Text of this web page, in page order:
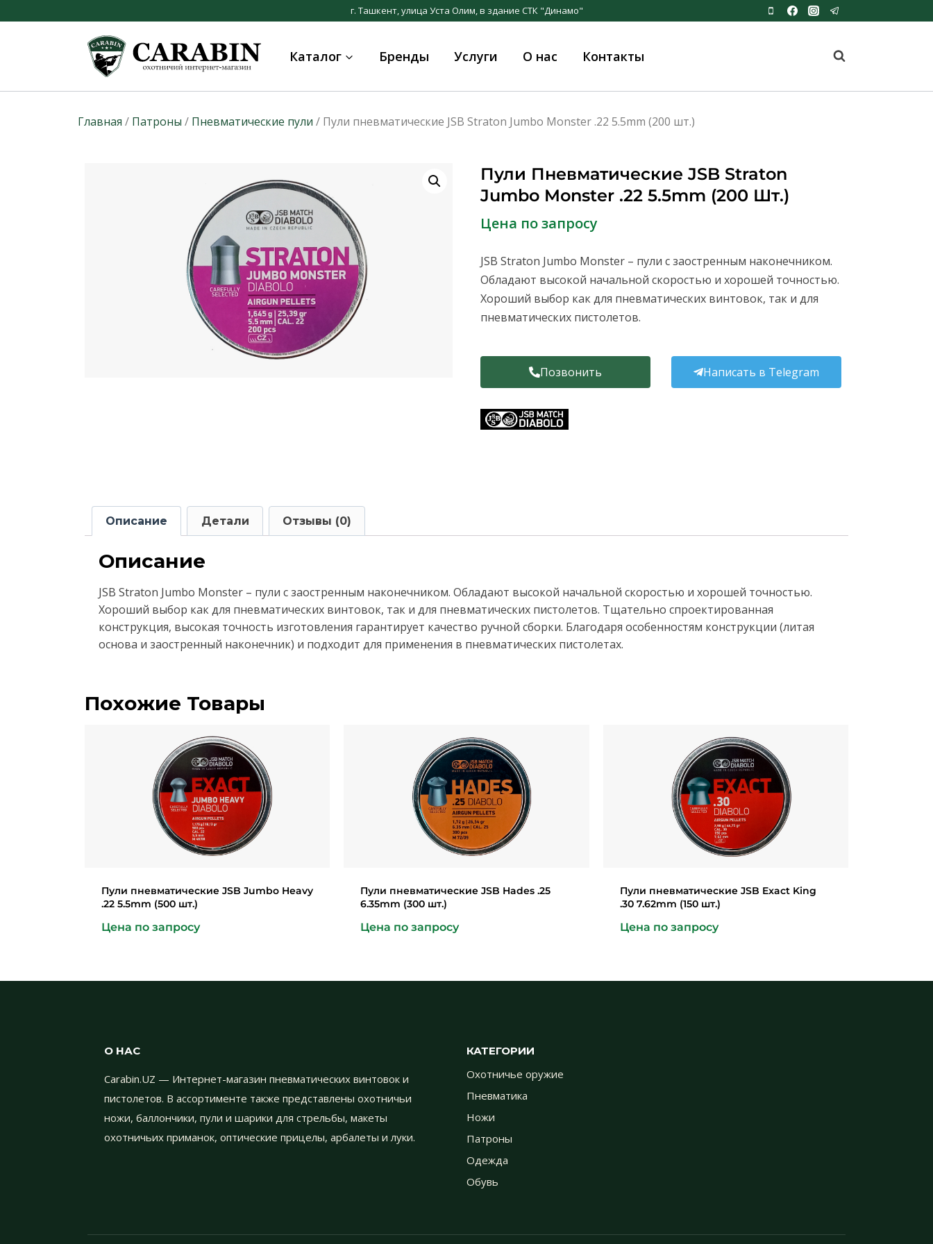
г. Ташкент, улица Уста Олим, в здание СТК "Динамо"
Каталог Бренды Услуги О нас Контакты
Главная / Патроны / Пневматические пули / Пули пневматические JSB Straton Jumbo Monster .22 5.5mm (200 шт.)
Пули Пневматические JSB Straton
Jumbo Monster .22 5.5mm (200 Шт.)
Цена по запросу
JSB Straton Jumbo Monster – пули с заостренным наконечником.
Обладают высокой начальной скоростью и хорошей точностью.
Хороший выбор как для пневматических винтовок, так и для
пневматических пистолетов.
Позвонить Написать в Telegram
Описание Детали Отзывы (0)
Описание
JSB Straton Jumbo Monster – пули с заостренным наконечником. Обладают высокой начальной скоростью и хорошей точностью.
Хороший выбор как для пневматических винтовок, так и для пневматических пистолетов. Тщательно спроектированная
конструкция, высокая точность изготовления гарантирует качество ручной сборки. Благодаря особенностям конструкции (литая
основа и заостренный наконечник) и подходит для применения в пневматических пистолетах.
Похожие Товары
Пули пневматические JSB Jumbo Heavy
.22 5.5mm (500 шт.)
Цена по запросу
Пули пневматические JSB Hades .25
6.35mm (300 шт.)
Цена по запросу
Пули пневматические JSB Exact King
.30 7.62mm (150 шт.)
Цена по запросу
О НАС
Carabin.UZ — Интернет-магазин пневматических винтовок и
пистолетов. В ассортименте также представлены охотничьи
ножи, баллончики, пули и шарики для стрельбы, макеты
охотничьих приманок, оптические прицелы, арбалеты и луки.
КАТЕГОРИИ
Охотничье оружие
Пневматика
Ножи
Патроны
Одежда
Обувь